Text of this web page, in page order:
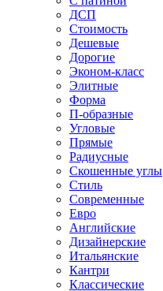
ДСП
Стоимость
Дешевые
Дорогие
Эконом-класс
Элитные
Форма
П-образные
Угловые
Прямые
Радиусные
Скошенные углы
Стиль
Современные
Евро
Английские
Дизайнерские
Итальянские
Кантри
Классические